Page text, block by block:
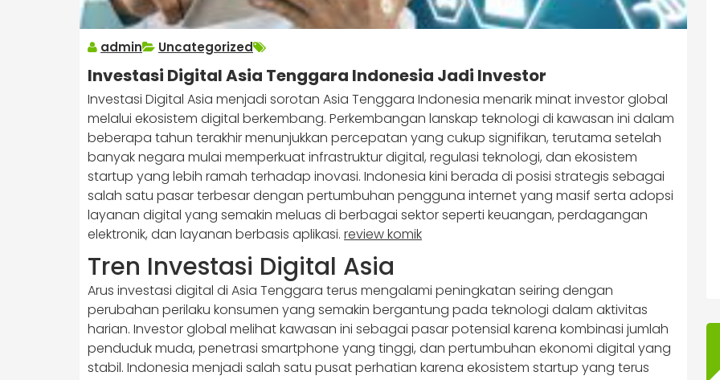
admin Uncategorized
Investasi Digital Asia Tenggara Indonesia Jadi Investor
Investasi Digital Asia menjadi sorotan Asia Tenggara Indonesia menarik minat investor global
melalui ekosistem digital berkembang. Perkembangan lanskap teknologi di kawasan ini dalam
beberapa tahun terakhir menunjukkan percepatan yang cukup signifikan, terutama setelah
banyak negara mulai memperkuat infrastruktur digital, regulasi teknologi, dan ekosistem
startup yang lebih ramah terhadap inovasi. Indonesia kini berada di posisi strategis sebagai
salah satu pasar terbesar dengan pertumbuhan pengguna internet yang masif serta adopsi
layanan digital yang semakin meluas di berbagai sektor seperti keuangan, perdagangan
elektronik, dan layanan berbasis aplikasi. review komik
Tren Investasi Digital Asia
Arus investasi digital di Asia Tenggara terus mengalami peningkatan seiring dengan
perubahan perilaku konsumen yang semakin bergantung pada teknologi dalam aktivitas
harian. Investor global melihat kawasan ini sebagai pasar potensial karena kombinasi jumlah
penduduk muda, penetrasi smartphone yang tinggi, dan pertumbuhan ekonomi digital yang
stabil. Indonesia menjadi salah satu pusat perhatian karena ekosistem startup yang terus